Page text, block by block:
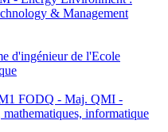
& Management
d'ingénieur de l'Ecole
FODQ - Maj. QMI -
mathematiques, informatique